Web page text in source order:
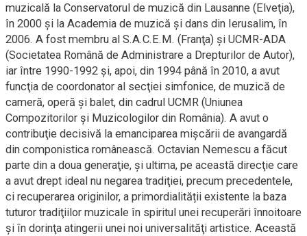
muzicală la Conservatorul de muzică din Lausanne (Elveţia),
în 2000 şi la Academia de muzică şi dans din Ierusalim, în
2006. A fost membru al S.A.C.E.M. (Franţa) şi UCMR-ADA
(Societatea Română de Administrare a Drepturilor de Autor),
iar între 1990-1992 şi, apoi, din 1994 până în 2010, a avut
funcţia de coordonator al secţiei simfonice, de muzică de
cameră, operă şi balet, din cadrul UCMR (Uniunea
Compozitorilor şi Muzicologilor din România). A avut o
contribuţie decisivă la emanciparea mişcării de avangardă
din componistica românească. Octavian Nemescu a făcut
parte din a doua generaţie, și ultima, pe această direcţie care
a avut drept ideal nu negarea tradiţiei, precum precedentele,
ci recuperarea originilor, a primordialității existente la baza
tuturor tradiţiilor muzicale în spiritul unei recuperări înnoitoare
şi în dorinţa atingerii unei noi universalităţi artistice. Această